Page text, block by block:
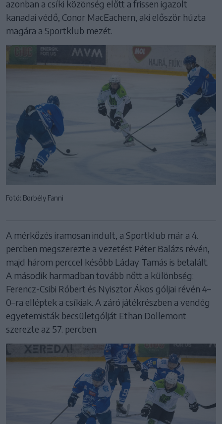
azonban a csíki közönség előtt a frissen igazolt
kanadai védő, Conor MacEachern, aki először húzta
magára a Sportklub mezét.
Fotó: Borbély Fanni
A mérkőzés iramosan indult, a Sportklub már a 4.
percben megszerezte a vezetést Péter Balázs révén,
majd három perccel később Láday Tamás is betalált.
A második harmadban tovább nőtt a különbség:
Ferencz-Csibi Róbert és Nyisztor Ákos góljai révén 4–
0–ra elléptek a csíkiak. A záró játékrészben a vendég
egyetemisták becsületgólját Ethan Dollemont
szerezte az 57. percben.